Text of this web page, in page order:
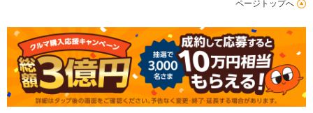
ページトップへ